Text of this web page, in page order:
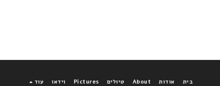
בית אודות About טיולים Pictures וידאו עוד